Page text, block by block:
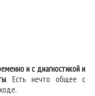
и с диагностикой и
. Есть нечто общее с